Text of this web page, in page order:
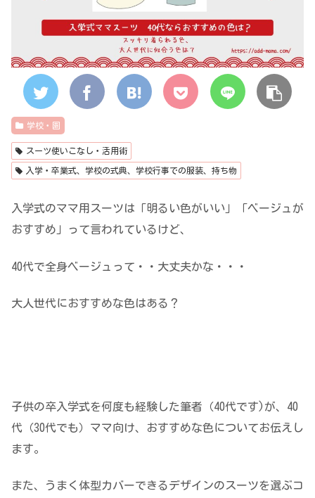
学校・園
スーツ使いこなし・活用術
入学・卒業式、学校の式典、学校行事での服装、持ち物
入学式のママ用スーツは「明るい色がいい」「ベージュが
おすすめ」って言われているけど、
40代で全身ベージュって・・大丈夫かな・・・
大人世代におすすめな色はある？
子供の卒入学式を何度も経験した筆者（40代です)が、40
代（30代でも）ママ向け、おすすめな色についてお伝えし
ます。
また、うまく体型カバーできるデザインのスーツを選ぶコ